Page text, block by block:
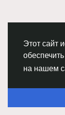
Этот сайт
на нашем